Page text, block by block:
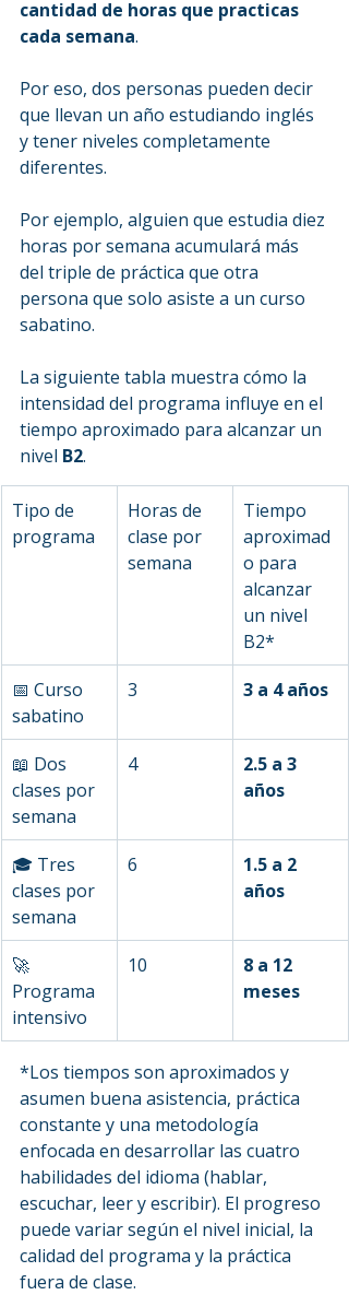
cantidad de horas que practicas
cada semana.
Por eso, dos personas pueden decir
que llevan un año estudiando inglés
y tener niveles completamente
diferentes.
Por ejemplo, alguien que estudia diez
horas por semana acumulará más
del triple de práctica que otra
persona que solo asiste a un curso
sabatino.
La siguiente tabla muestra cómo la
intensidad del programa influye en el
tiempo aproximado para alcanzar un
nivel B2.
Tipo de
programa
Horas de
clase por
semana
Tiempo
aproximad
o para
alcanzar
un nivel
B2*
📅 Curso
sabatino
3 3 a 4 años
📖 Dos
clases por
semana
4
2.5 a 3
años
🎓 Tres
clases por
semana
6
1.5 a 2
años
🚀
Programa
intensivo
10
8 a 12
meses
*Los tiempos son aproximados y
asumen buena asistencia, práctica
constante y una metodología
enfocada en desarrollar las cuatro
habilidades del idioma (hablar,
escuchar, leer y escribir). El progreso
puede variar según el nivel inicial, la
calidad del programa y la práctica
fuera de clase.